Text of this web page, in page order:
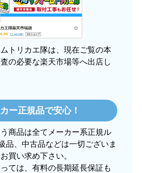
トリカエ隊は、現在ご覧の本
の必要な楽天市場等へ出店し
ー正規品で安心！
商品は全てメーカー系正規ル
品、中古品などは一切ございま
買い求め下さい。
ては、有料の長期延長保証も